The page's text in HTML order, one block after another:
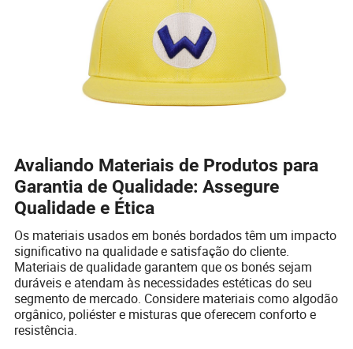
Avaliando Materiais de Produtos para
Garantia de Qualidade: Assegure
Qualidade e Ética
Os materiais usados em bonés bordados têm um impacto
significativo na qualidade e satisfação do cliente.
Materiais de qualidade garantem que os bonés sejam
duráveis e atendam às necessidades estéticas do seu
segmento de mercado. Considere materiais como algodão
orgânico, poliéster e misturas que oferecem conforto e
resistência.